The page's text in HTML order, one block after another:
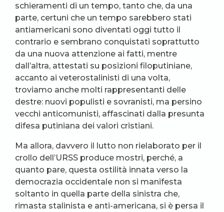
schieramenti di un tempo, tanto che, da una
parte, certuni che un tempo sarebbero stati
antiamericani sono diventati oggi tutto il
contrario e sembrano conquistati soprattutto
da una nuova attenzione ai fatti, mentre
dall’altra, attestati su posizioni filoputiniane,
accanto ai veterostalinisti di una volta,
troviamo anche molti rappresentanti delle
destre: nuovi populisti e sovranisti, ma persino
vecchi anticomunisti, affascinati dalla presunta
difesa putiniana dei valori cristiani.
Ma allora, davvero il lutto non rielaborato per il
crollo dell’URSS produce mostri, perché, a
quanto pare, questa ostilità innata verso la
democrazia occidentale non si manifesta
soltanto in quella parte della sinistra che,
rimasta stalinista e anti-americana, si è persa il